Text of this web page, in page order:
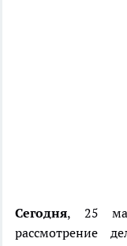
Сегодня, 25
рассмотрение